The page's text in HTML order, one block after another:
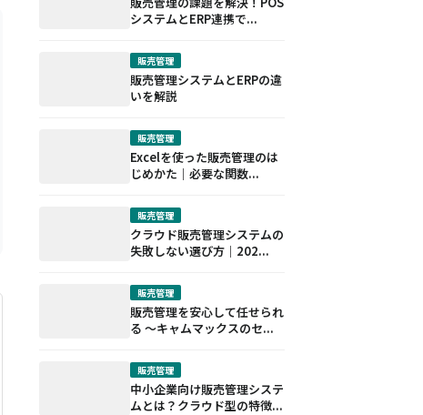
システムとERP連携で...
販売管理
販売管理システムとERPの違
いを解説
販売管理
Excelを使った販売管理のは
じめかた｜必要な関数...
販売管理
クラウド販売管理システムの
失敗しない選び方｜202...
販売管理
販売管理を安心して任せられ
る ～キャムマックスのセ...
販売管理
中小企業向け販売管理システ
ムとは？クラウド型の特徴...